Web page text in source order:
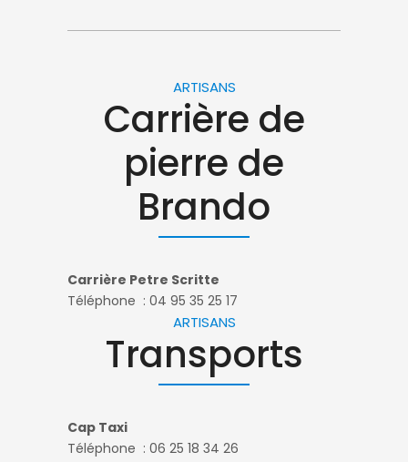
ARTISANS
Carrière de
pierre de
Brando
Carrière Petre Scritte
Téléphone : 04 95 35 25 17
ARTISANS
Transports
Cap Taxi
Téléphone : 06 25 18 34 26